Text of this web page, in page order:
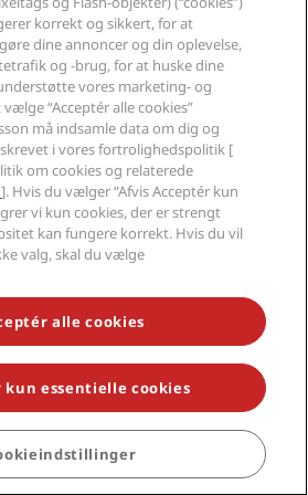
og betingelser
af hjemmesiden
slaveri
MEST POPULÆRE TILBUD
Alle rettigheder forbeholdes. RHG
Radisson RED, Radisson Blu, Radisson
Park Plaza, Park Inn, Country Inn &
Rewards og Radisson Meetings er
Hotel Group.
korrekt og sikkert, for at
dine annoncer og din oplevelse,
og -brug, for at huske dine
vores marketing- og
“Acceptér alle cookies”
må indsamle data om dig og
i vores fortrolighedspolitik [
om cookies og relaterede
]. Hvis du vælger “Afvis Acceptér kun
vi kun cookies, der er strengt
kan fungere korrekt. Hvis du vil
valg, skal du vælge
alle cookies
kun essentielle cookies